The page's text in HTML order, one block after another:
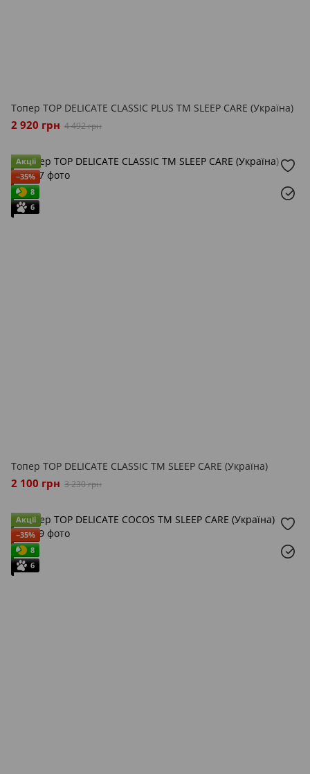
Топер TOP DELICATE CLASSIC PLUS ТМ SLEEP CARE (Україна)
2 920 грн 4 492 грн
Акції
−35%
8
6
Топер TOP DELICATE CLASSIC ТМ SLEEP CARE (Україна)
2 100 грн 3 230 грн
Акції
−35%
8
6